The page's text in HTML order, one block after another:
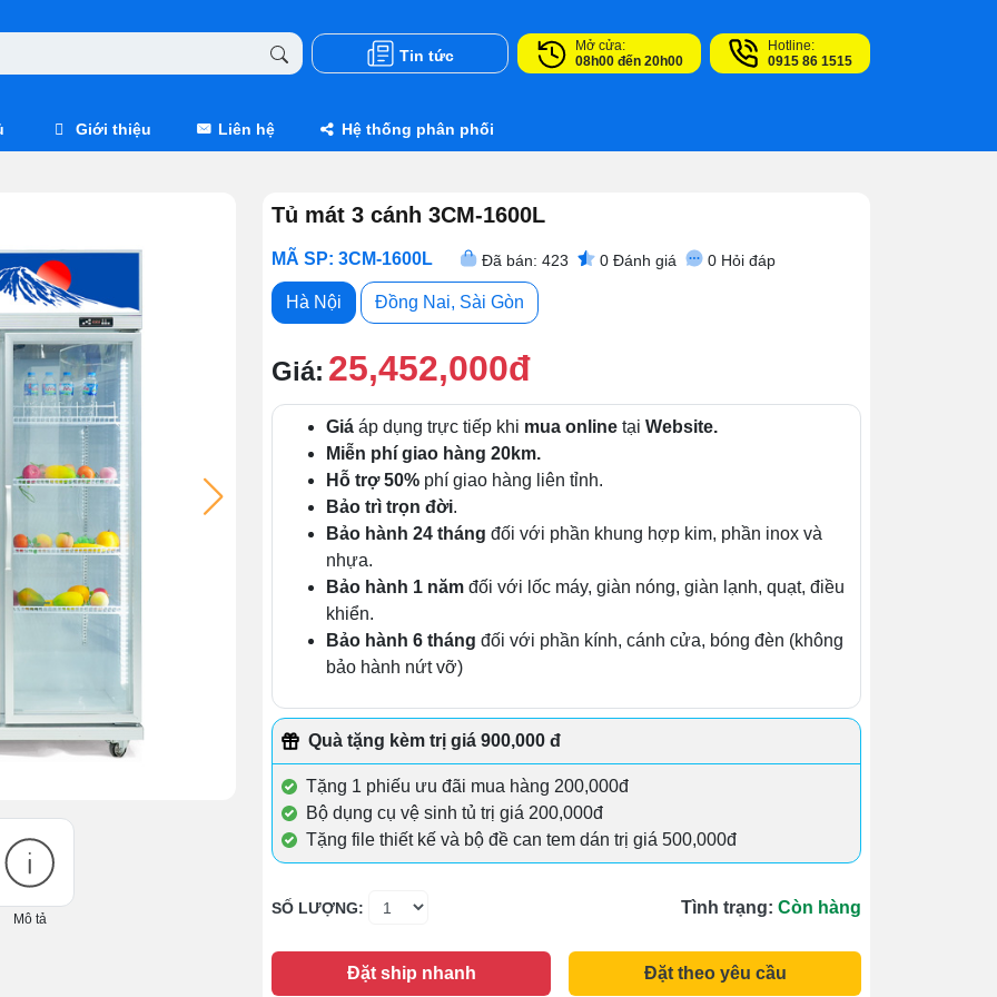
Tin tức
Mở cửa:
08h00 đến 20h00
Hotline:
0915 86 1515
Giới thiệu Liên hệ Hệ thống phân phối
Mô tả
Tủ mát 3 cánh 3CM-1600L
MÃ SP: 3CM-1600L Đã bán: 423 0 Đánh giá 0 Hỏi đáp
Hà Nội Đồng Nai, Sài Gòn
Giá: 25,452,000đ
Giá áp dụng trực tiếp khi mua online tại Website.
Miễn phí giao hàng 20km.
Hỗ trợ 50% phí giao hàng liên tỉnh.
Bảo trì trọn đời.
Bảo hành 24 tháng đối với phần khung hợp kim, phần inox và
nhựa.
Bảo hành 1 năm đối với lốc máy, giàn nóng, giàn lạnh, quạt, điều
khiển.
Bảo hành 6 tháng đối với phần kính, cánh cửa, bóng đèn (không
bảo hành nứt vỡ)
Quà tặng kèm trị giá 900,000 đ
Tặng 1 phiếu ưu đãi mua hàng 200,000đ
Bộ dụng cụ vệ sinh tủ trị giá 200,000đ
Tặng file thiết kế và bộ đề can tem dán trị giá 500,000đ
SỐ LƯỢNG: Tình trạng: Còn hàng
Đặt ship nhanh Đặt theo yêu cầu